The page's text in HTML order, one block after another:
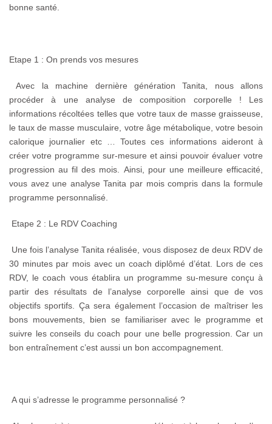
bonne santé.
Etape 1 : On prends vos mesures
Avec la machine dernière génération Tanita, nous allons
procéder à une analyse de composition corporelle ! Les
informations récoltées telles que votre taux de masse graisseuse,
le taux de masse musculaire, votre âge métabolique, votre besoin
calorique journalier etc … Toutes ces informations aideront à
créer votre programme sur-mesure et ainsi pouvoir évaluer votre
progression au fil des mois. Ainsi, pour une meilleure efficacité,
vous avez une analyse Tanita par mois compris dans la formule
programme personnalisé.
Etape 2 : Le RDV Coaching
Une fois l’analyse Tanita réalisée, vous disposez de deux RDV de
30 minutes par mois avec un coach diplômé d’état. Lors de ces
RDV, le coach vous établira un programme su-mesure conçu à
partir des résultats de l’analyse corporelle ainsi que de vos
objectifs sportifs. Ça sera également l’occasion de maîtriser les
bons mouvements, bien se familiariser avec le programme et
suivre les conseils du coach pour une belle progression. Car un
bon entraînement c’est aussi un bon accompagnement.
A qui s’adresse le programme personnalisé ?